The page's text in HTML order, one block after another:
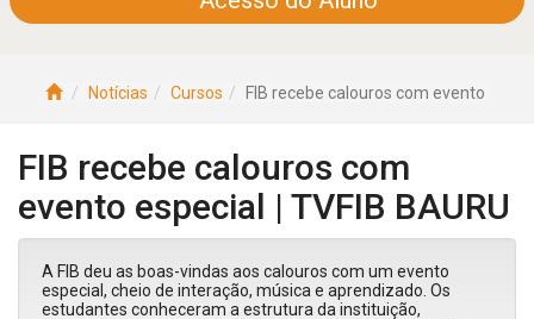
Notícias Cursos FIB recebe calouros com evento
FIB recebe calouros com
evento especial | TVFIB BAURU
A FIB deu as boas-vindas aos calouros com um evento
especial, cheio de interação, música e aprendizado. Os
estudantes conheceram a estrutura da instituição,